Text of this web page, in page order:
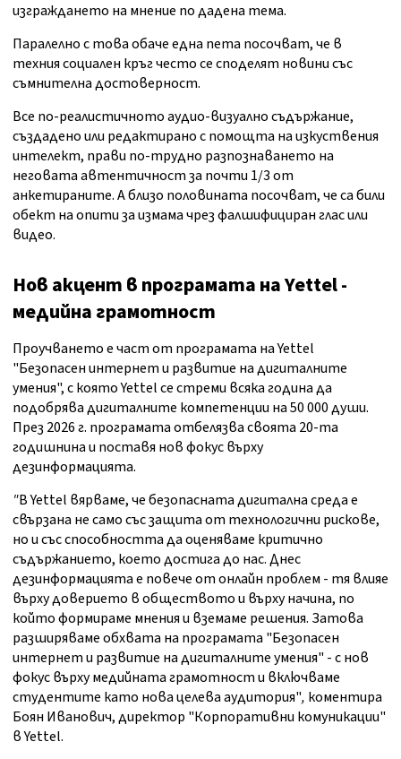
изграждането на мнение по дадена тема.
Паралелно с това обаче една пета посочват, че в
техния социален кръг често се споделят новини със
съмнителна достоверност.
Все по-реалистичното аудио-визуално съдържание,
създадено или редактирано с помощта на изкуствения
интелект, прави по-трудно разпознаването на
неговата автентичност за почти 1/3 от
анкетираните. А близо половината посочват, че са били
обект на опити за измама чрез фалшифициран глас или
видео.
Нов акцент в програмата на Yettel -
медийна грамотност
Проучването е част от програмата на Yettel
"Безопасен интернет и развитие на дигиталните
умения", с която Yettel се стреми всяка година да
подобрява дигиталните компетенции на 50 000 души.
През 2026 г. програмата отбелязва своята 20-та
годишнина и поставя нов фокус върху
дезинформацията.
"В Yettel вярваме, че безопасната дигитална среда е
свързана не само със защита от технологични рискове,
но и със способността да оценяваме критично
съдържанието, което достига до нас. Днес
дезинформацията е повече от онлайн проблем - тя влияе
върху доверието в обществото и върху начина, по
който формираме мнения и вземаме решения. Затова
разширяваме обхвата на програмата "Безопасен
интернет и развитие на дигиталните умения" - с нов
фокус върху медийната грамотност и включваме
студентите като нова целева аудитория", коментира
Боян Иванович, директор "Корпоративни комуникации"
в Yettel.